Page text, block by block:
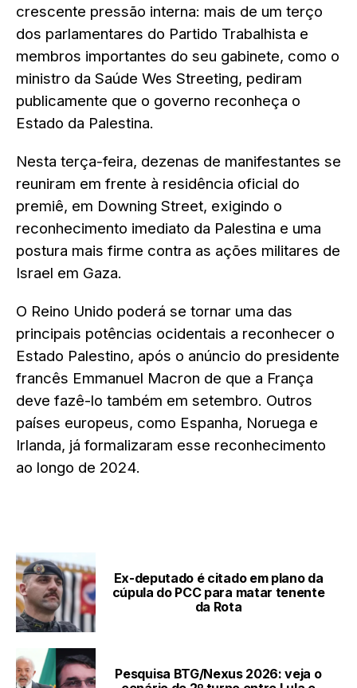
crescente pressão interna: mais de um terço
dos parlamentares do Partido Trabalhista e
membros importantes do seu gabinete, como o
ministro da Saúde Wes Streeting, pediram
publicamente que o governo reconheça o
Estado da Palestina.
Nesta terça-feira, dezenas de manifestantes se
reuniram em frente à residência oficial do
premiê, em Downing Street, exigindo o
reconhecimento imediato da Palestina e uma
postura mais firme contra as ações militares de
Israel em Gaza.
O Reino Unido poderá se tornar uma das
principais potências ocidentais a reconhecer o
Estado Palestino, após o anúncio do presidente
francês Emmanuel Macron de que a França
deve fazê-lo também em setembro. Outros
países europeus, como Espanha, Noruega e
Irlanda, já formalizaram esse reconhecimento
ao longo de 2024.
Ex-deputado é citado em plano da
cúpula do PCC para matar tenente
da Rota
Pesquisa BTG/Nexus 2026: veja o